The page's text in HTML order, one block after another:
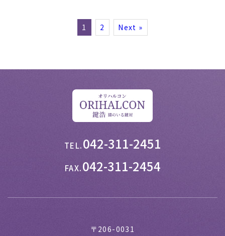
1 2 Next »
TEL.042-311-2451
FAX.042-311-2454
〒206-0031